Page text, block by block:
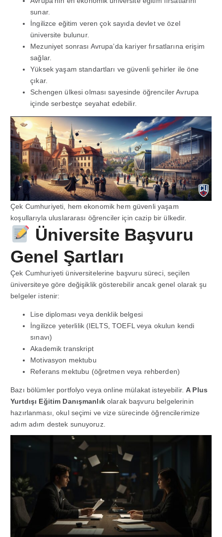
sunar.
İngilizce eğitim veren çok sayıda devlet ve özel
üniversite bulunur.
Mezuniyet sonrası Avrupa’da kariyer fırsatlarına erişim
sağlar.
Yüksek yaşam standartları ve güvenli şehirler ile öne
çıkar.
Schengen ülkesi olması sayesinde öğrenciler Avrupa
içinde serbestçe seyahat edebilir.
Çek Cumhuriyeti, hem ekonomik hem güvenli yaşam
koşullarıyla uluslararası öğrenciler için cazip bir ülkedir.
Üniversite Başvuru
Genel Şartları
Çek Cumhuriyeti üniversitelerine başvuru süreci, seçilen
üniversiteye göre değişiklik gösterebilir ancak genel olarak şu
belgeler istenir:
Lise diploması veya denklik belgesi
İngilizce yeterlilik (IELTS, TOEFL veya okulun kendi
sınavı)
Akademik transkript
Motivasyon mektubu
Referans mektubu (öğretmen veya rehberden)
Bazı bölümler portfolyo veya online mülakat isteyebilir.A Plus
Yurtdışı Eğitim Danışmanlıkolarak başvuru belgelerinin
hazırlanması, okul seçimi ve vize sürecinde öğrencilerimize
adım adım destek sunuyoruz.